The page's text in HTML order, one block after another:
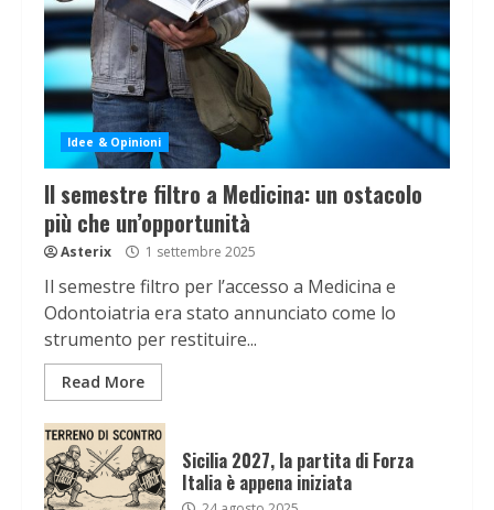
Idee & Opinioni
Il semestre filtro a Medicina: un ostacolo
più che un’opportunità
Asterix 1 settembre 2025
Il semestre filtro per l’accesso a Medicina e
Odontoiatria era stato annunciato come lo
strumento per restituire...
Read More
Sicilia 2027, la partita di Forza
Italia è appena iniziata